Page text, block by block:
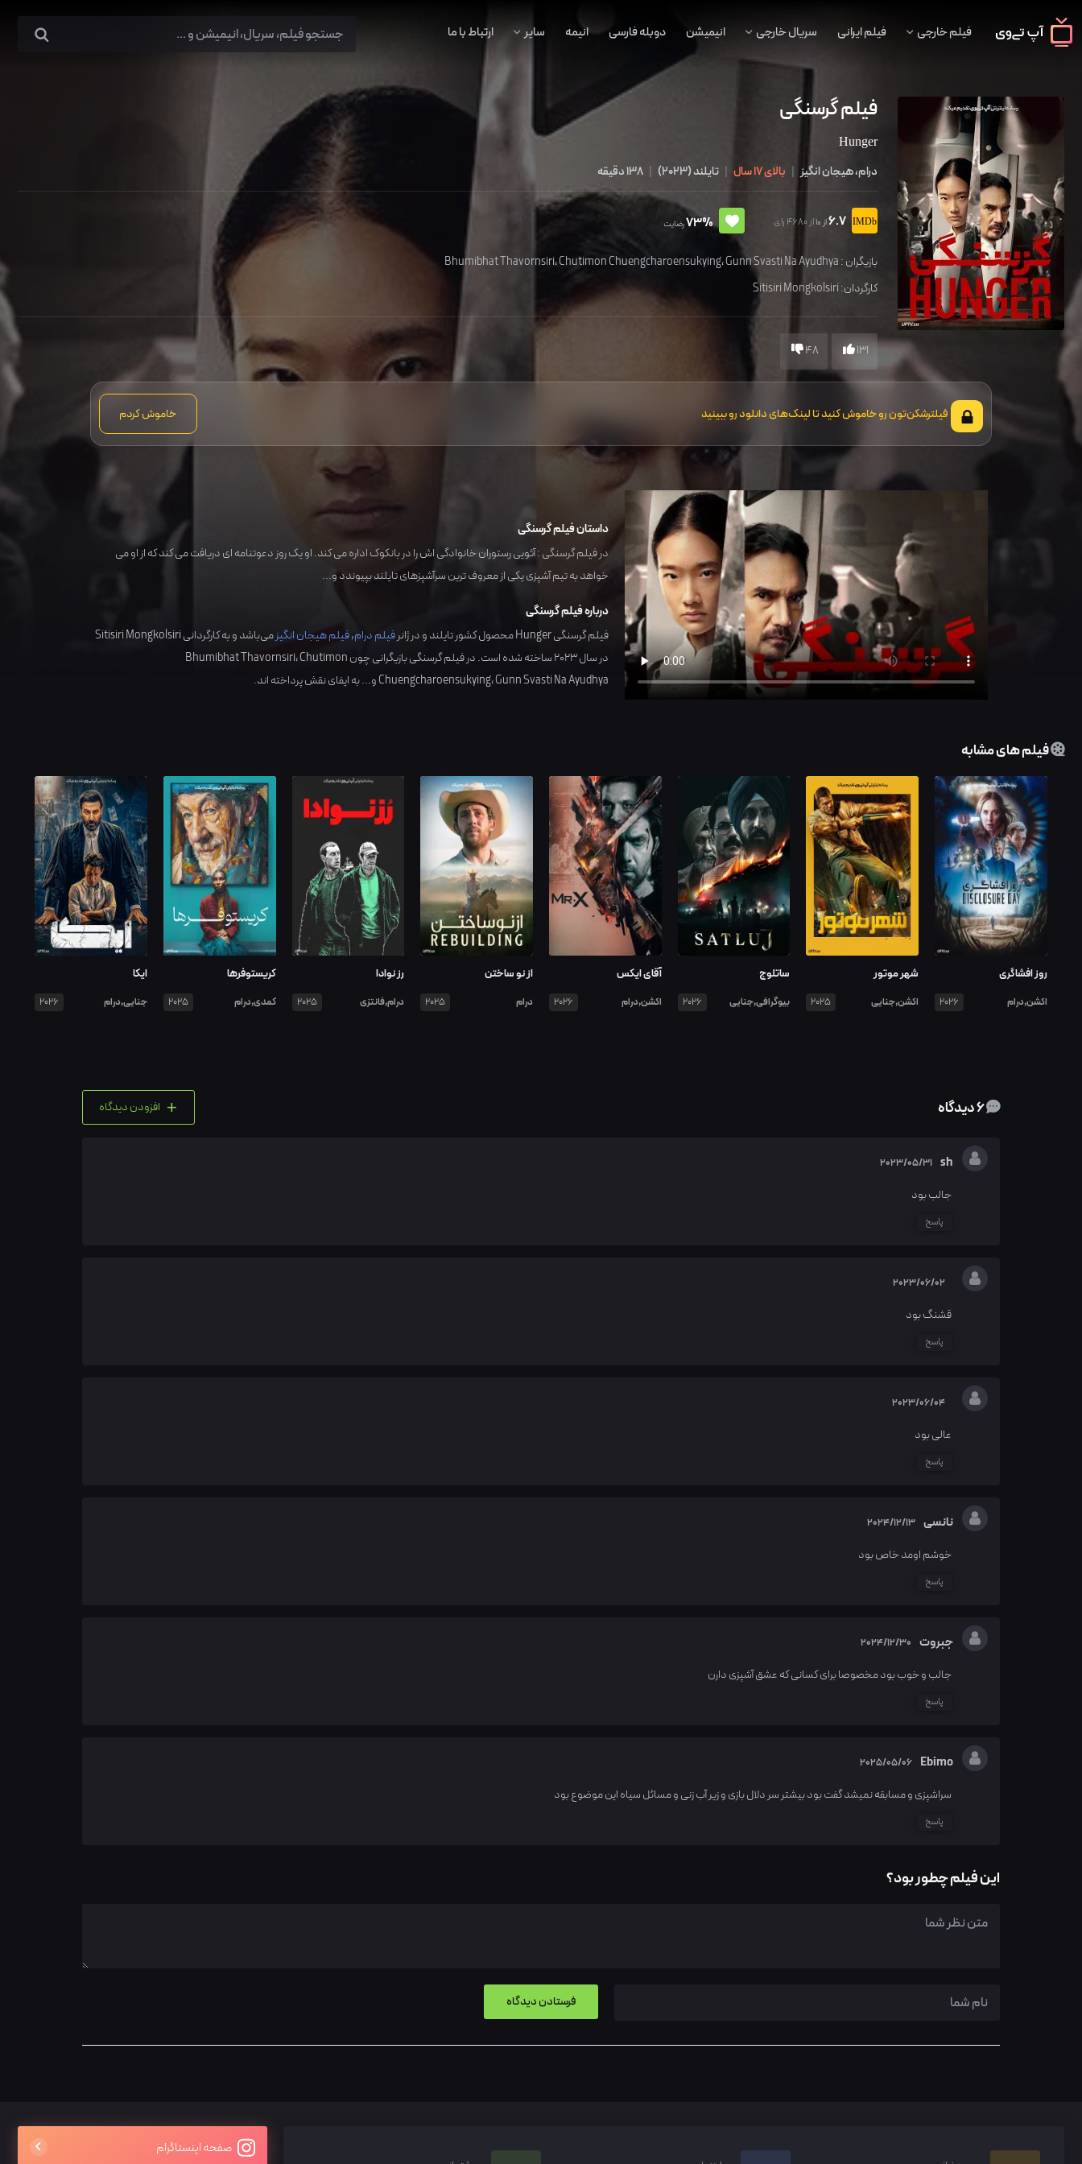
فیلم خارجی فیلم ایرانی سریال خارجی انیمیشن دوبله فارسی انیمه سایر ارتباط با ما
فیلم گرسنگی
Hunger
درام، هیجان انگیز | بالای 17 سال | تایلند(
2023
)
|
6.7از 10 از 4680 رای 73%رضایت
بازیگران : Bhumibhat Thavornsiri،Chutimon Chuengcharoensukying،Gunn Svasti Na Ayudhya
کارگردان:Sitisiri Mongkolsiri
131
48
فیلترشکن‌تون رو خاموش کنید تا لینک‌های دانلود رو ببینید خاموش کردم
داستان فیلم گرسنگی
در فیلم گرسنگی : آئویی رستوران خانوادگی اش را در بانکوک اداره می کند. او یک روز دعوتنامه ای دریافت می کند که از او می
خواهد به تیم آشپزی یکی از معروف ترین سرآشپزهای تایلند بپیوندد و...
درباره فیلم گرسنگی
فیلم گرسنگی Hunger محصول کشور تایلندو در ژانرفیلم درام,فیلم هیجان انگیزمی‌باشد و به کارگردانیSitisiri Mongkolsiri
در سال2023ساخته شده است. در فیلم گرسنگی بازیگرانی چون Bhumibhat Thavornsiri،Chutimon
Chuengcharoensukying،Gunn Svasti Na Ayudhya و... به ایفای نقش پرداخته اند.
فیلم های مشابه
روز افشاگری
اکشن,درام 2026
شهر موتور
اکشن,جنایی 2025
ساتلوج
بیوگرافی,جنایی 2026
آقای ایکس
اکشن,درام 2026
از نو ساختن
درام 2025
رز نوادا
درام,فانتزی 2025
کریستوفرها
کمدی,درام 2025
ایکا
جنایی,درام 2026
6 دیدگاه + افزودن دیدگاه
sh
2023/05/31
جالب بود
پاسخ
2023/06/02
قشنگ بود
پاسخ
2023/06/04
عالی بود
پاسخ
نانسی 2024/12/13
خوشم اومد خاص بود
پاسخ
جبروت 2024/12/30
جالب و خوب بود مخصوصا برای کسانی که عشق آشپزی دارن
پاسخ
Ebimo
2025/05/06
سراشپزی و مسابقه نمیشد گفت بود بیشتر سر دلال بازی و زیر آب زنی و مسائل سیاه این موضوع بود
پاسخ
این فیلم چطور بود؟
صفحه اینستاگرام